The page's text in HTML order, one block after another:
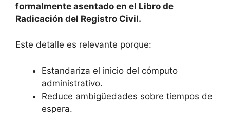
formalmente asentado en el Libro de
Radicación del Registro Civil.
Este detalle es relevante porque:
Estandariza el inicio del cómputo
administrativo.
Reduce ambigüedades sobre tiempos de
espera.